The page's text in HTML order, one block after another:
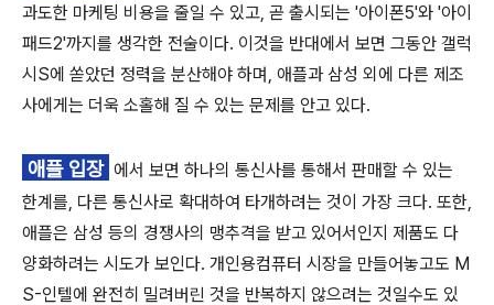
과도한 마케팅 비용을 줄일 수 있고, 곧 출시되는 '아이폰5'와 '아이
패드2'까지를 생각한 전술이다. 이것을 반대에서 보면 그동안 갤럭
시S에 쏟았던 정력을 분산해야 하며, 애플과 삼성 외에 다른 제조
사에게는 더욱 소홀해 질 수 있는 문제를 안고 있다.
애플 입장 에서 보면 하나의 통신사를 통해서 판매할 수 있는
한계를, 다른 통신사로 확대하여 타개하려는 것이 가장 크다. 또한,
애플은 삼성 등의 경쟁사의 맹추격을 받고 있어서인지 제품도 다
양화하려는 시도가 보인다. 개인용컴퓨터 시장을 만들어놓고도 M
S-인텔에 완전히 밀려버린 것을 반복하지 않으려는 것일수도 있